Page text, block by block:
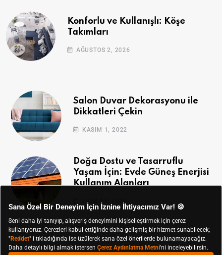
Konforlu ve Kullanışlı: Köşe
Takımları
AĞUSTOS 2, 2026
Salon Duvar Dekorasyonu ile
Dikkatleri Çekin
KASIM 1, 2022
Doğa Dostu ve Tasarruflu
Yaşam İçin: Evde Güneş Enerjisi
Kullanım Alanları
EKIM 28, 2022